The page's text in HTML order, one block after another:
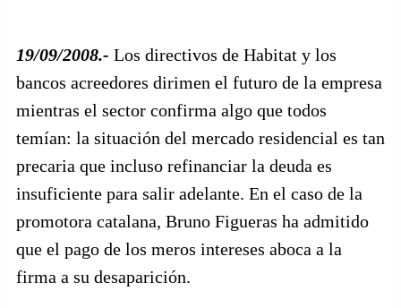
19/09/2008.- Los directivos de Habitat y los
bancos acreedores dirimen el futuro de la empresa
mientras el sector confirma algo que todos
temían: la situación del mercado residencial es tan
precaria que incluso refinanciar la deuda es
insuficiente para salir adelante. En el caso de la
promotora catalana, Bruno Figueras ha admitido
que el pago de los meros intereses aboca a la
firma a su desaparición.